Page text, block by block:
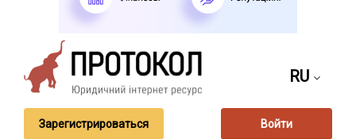
RU
Зарегистрироваться Войти